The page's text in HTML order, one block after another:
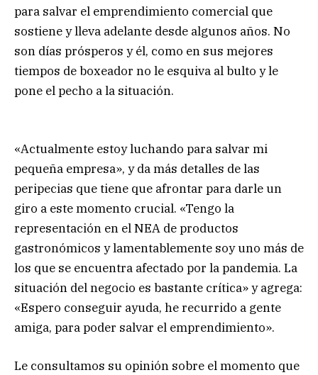
para salvar el emprendimiento comercial que
sostiene y lleva adelante desde algunos años. No
son días prósperos y él, como en sus mejores
tiempos de boxeador no le esquiva al bulto y le
pone el pecho a la situación.
«Actualmente estoy luchando para salvar mi
pequeña empresa», y da más detalles de las
peripecias que tiene que afrontar para darle un
giro a este momento crucial. «Tengo la
representación en el NEA de productos
gastronómicos y lamentablemente soy uno más de
los que se encuentra afectado por la pandemia. La
situación del negocio es bastante crítica» y agrega:
«Espero conseguir ayuda, he recurrido a gente
amiga, para poder salvar el emprendimiento».
Le consultamos su opinión sobre el momento que